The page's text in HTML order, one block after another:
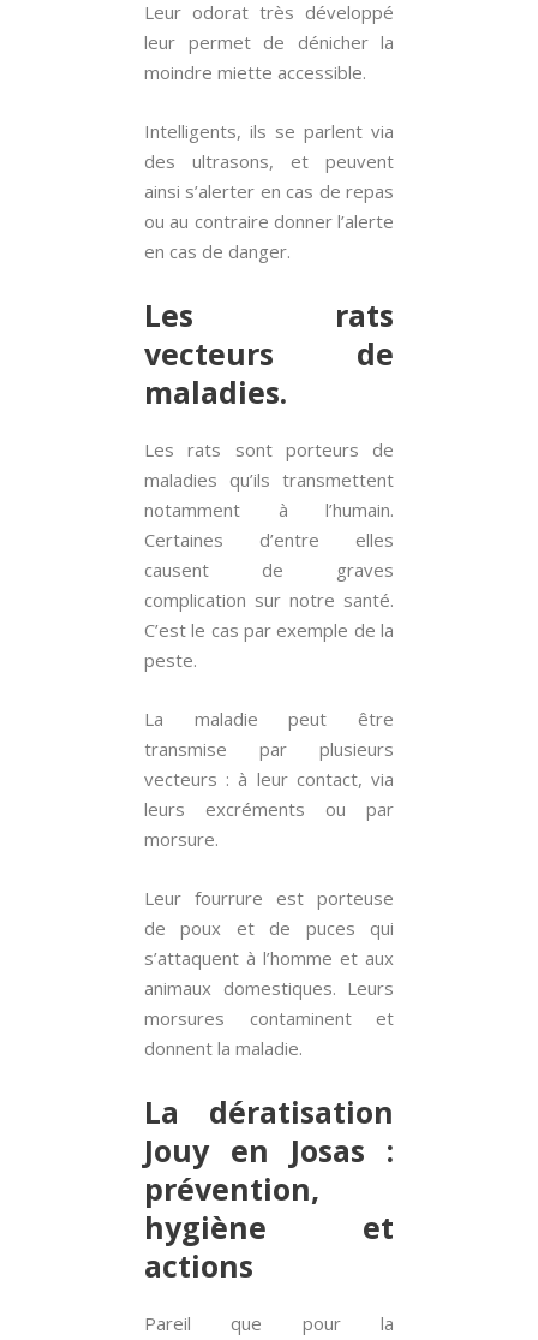
Leur odorat très développé
leur permet de dénicher la
moindre miette accessible.
Intelligents, ils se parlent via
des ultrasons, et peuvent
ainsi s’alerter en cas de repas
ou au contraire donner l’alerte
en cas de danger.
Les rats
vecteurs de
maladies.
Les rats sont porteurs de
maladies qu’ils transmettent
notamment à l’humain.
Certaines d’entre elles
causent de graves
complication sur notre santé.
C’est le cas par exemple de la
peste.
La maladie peut être
transmise par plusieurs
vecteurs : à leur contact, via
leurs excréments ou par
morsure.
Leur fourrure est porteuse
de poux et de puces qui
s’attaquent à l’homme et aux
animaux domestiques. Leurs
morsures contaminent et
donnent la maladie.
La dératisation
Jouy en Josas :
prévention,
hygiène et
actions
Pareil que pour la